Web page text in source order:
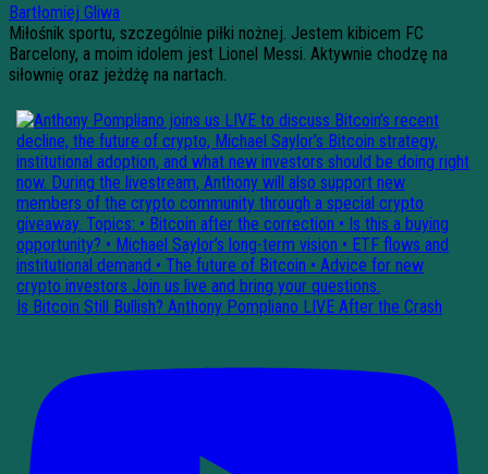
Bartłomiej Gliwa
Miłośnik sportu, szczególnie piłki nożnej. Jestem kibicem FC
Barcelony, a moim idolem jest Lionel Messi. Aktywnie chodzę na
siłownię oraz jeżdżę na nartach.
Is Bitcoin Still Bullish? Anthony Pompliano LIVE After the Crash